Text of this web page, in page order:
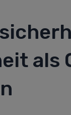
als